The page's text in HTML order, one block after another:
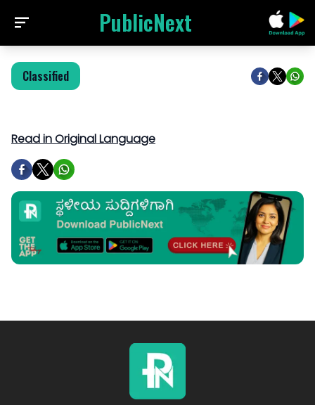
PublicNext
Classified
Read in Original Language